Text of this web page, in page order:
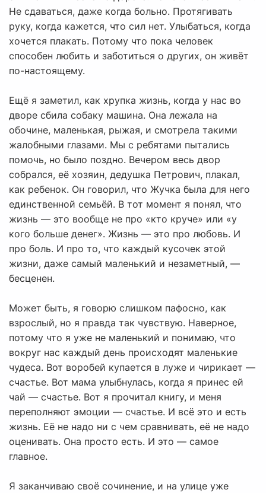
Не сдаваться, даже когда больно. Протягивать
руку, когда кажется, что сил нет. Улыбаться, когда
хочется плакать. Потому что пока человек
способен любить и заботиться о других, он живёт
по-настоящему.
Ещё я заметил, как хрупка жизнь, когда у нас во
дворе сбила собаку машина. Она лежала на
обочине, маленькая, рыжая, и смотрела такими
жалобными глазами. Мы с ребятами пытались
помочь, но было поздно. Вечером весь двор
собрался, её хозяин, дедушка Петрович, плакал,
как ребенок. Он говорил, что Жучка была для него
единственной семьёй. В тот момент я понял, что
жизнь — это вообще не про «кто круче» или «у
кого больше денег». Жизнь — это про любовь. И
про боль. И про то, что каждый кусочек этой
жизни, даже самый маленький и незаметный, —
бесценен.
Может быть, я говорю слишком пафосно, как
взрослый, но я правда так чувствую. Наверное,
потому что я уже не маленький и понимаю, что
вокруг нас каждый день происходят маленькие
чудеса. Вот воробей купается в луже и чирикает —
счастье. Вот мама улыбнулась, когда я принес ей
чай — счастье. Вот я прочитал книгу, и меня
переполняют эмоции — счастье. И всё это и есть
жизнь. Её не надо ни с чем сравнивать, её не надо
оценивать. Она просто есть. И это — самое
главное.
Я заканчиваю своё сочинение, и на улице уже